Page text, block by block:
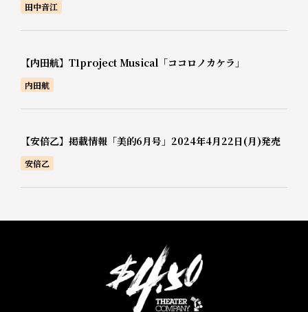
田中音江
【内田航】T1project Musical「ココロノカケラ」
内田航
【安倍乙】掲載情報「美的6月号」2024年4月22日(月)発売
安倍乙